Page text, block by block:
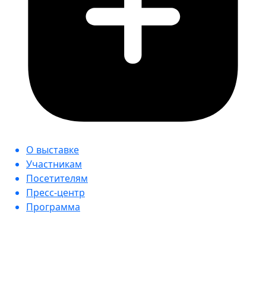
О выставке
Участникам
Посетителям
Пресс-центр
Программа